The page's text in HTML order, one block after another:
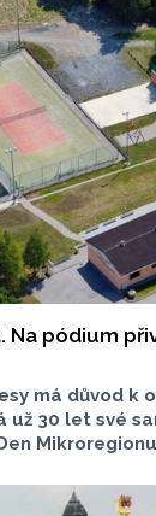
Na pódium
má důvod k
už 30 let své
vystoupení.